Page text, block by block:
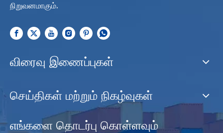
நிறுவனமாகும்.
விரைவு இணைப்புகள்
செய்திகள் மற்றும் நிகழ்வுகள்
எங்களை தொடர்பு கொள்ளவும்